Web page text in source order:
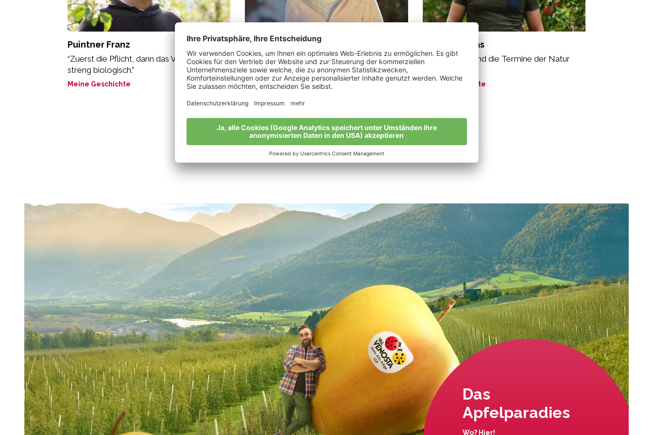
Puintner Franz
“Zuerst die Pflicht, dann das Vergnügen:
streng biologisch.”
Meine Geschichte
Rechenmacher Andrea Maria
“Bio ist eine lebenswerte Zukunft.”
Meine Geschichte
Tumler Tobias
„Flexibel sein und die Termine der Natur
Meine Geschichte
Alle Bio-Bauern im Überblick
Das
Apfelparadies
Wo? Hier!